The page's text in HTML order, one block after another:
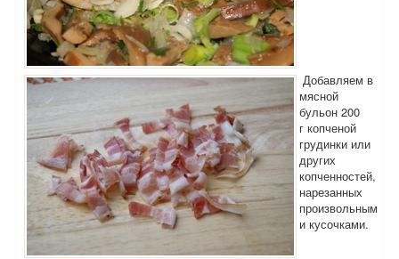
Добавляем в
мясной
бульон 200
г копченой
грудинки или
других
копченностей,
нарезанных
произвольным
и кусочками.